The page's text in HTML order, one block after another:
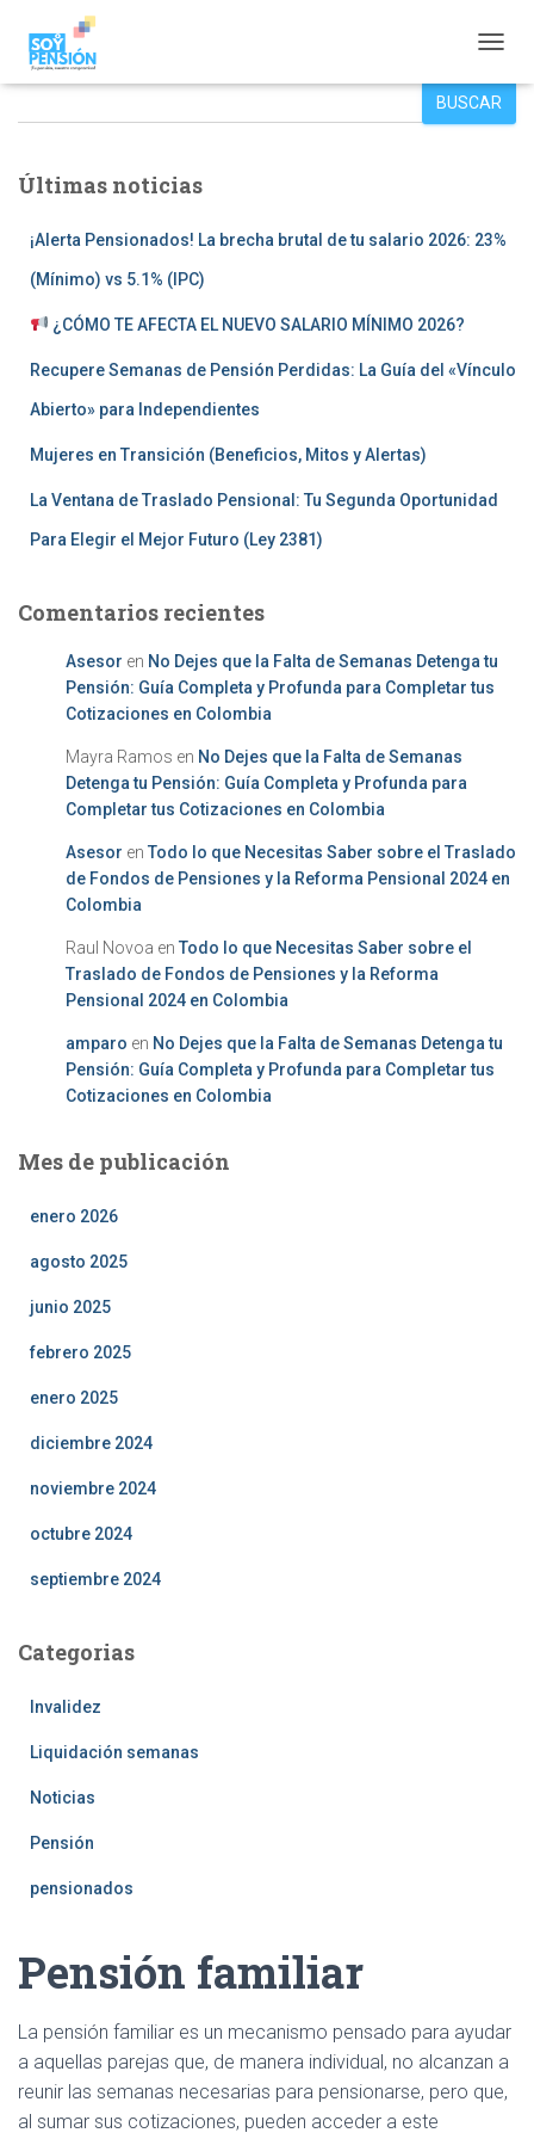
Buscar
BUSCAR
Últimas noticias
¡Alerta Pensionados! La brecha brutal de tu salario 2026: 23%
(Mínimo) vs 5.1% (IPC)
¿CÓMO TE AFECTA EL NUEVO SALARIO MÍNIMO 2026?
Recupere Semanas de Pensión Perdidas: La Guía del «Vínculo
Abierto» para Independientes
Mujeres en Transición (Beneficios, Mitos y Alertas)
La Ventana de Traslado Pensional: Tu Segunda Oportunidad
Para Elegir el Mejor Futuro (Ley 2381)
Comentarios recientes
Asesor en No Dejes que la Falta de Semanas Detenga tu
Pensión: Guía Completa y Profunda para Completar tus
Cotizaciones en Colombia
Mayra Ramos en No Dejes que la Falta de Semanas
Detenga tu Pensión: Guía Completa y Profunda para
Completar tus Cotizaciones en Colombia
Asesor en Todo lo que Necesitas Saber sobre el Traslado
de Fondos de Pensiones y la Reforma Pensional 2024 en
Colombia
Raul Novoa en Todo lo que Necesitas Saber sobre el
Traslado de Fondos de Pensiones y la Reforma
Pensional 2024 en Colombia
amparo en No Dejes que la Falta de Semanas Detenga tu
Pensión: Guía Completa y Profunda para Completar tus
Cotizaciones en Colombia
Mes de publicación
enero 2026
agosto 2025
junio 2025
febrero 2025
enero 2025
diciembre 2024
noviembre 2024
octubre 2024
septiembre 2024
Categorias
Invalidez
Liquidación semanas
Noticias
Pensión
pensionados
Pensión familiar
La pensión familiar es un mecanismo pensado para ayudar
a aquellas parejas que, de manera individual, no alcanzan a
reunir las semanas necesarias para pensionarse, pero que,
al sumar sus cotizaciones, pueden acceder a este